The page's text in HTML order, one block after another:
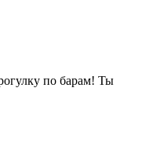
по барам! Ты